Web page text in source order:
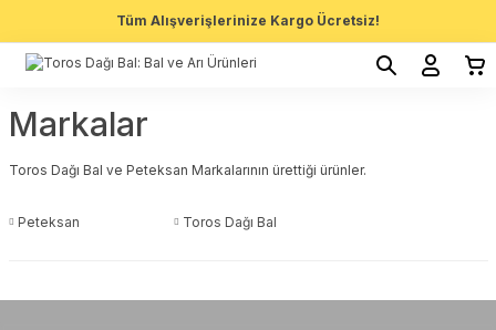
Tüm Alışverişlerinize Kargo Ücretsiz!
Markalar
Toros Dağı Bal ve Peteksan Markalarının ürettiği ürünler.
Peteksan Toros Dağı Bal